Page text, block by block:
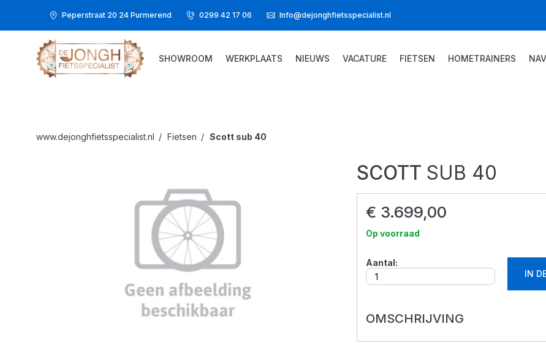
Peperstraat 20 24 Purmerend 0299 42 17 06 Info@dejonghfietsspecialist.nl
SHOWROOM WERKPLAATS NIEUWS VACATURE FIETSEN HOMETRAINERS
www.dejonghfietsspecialist.nl Fietsen Scottsub 40
SCOTT SUB 40
€ 3.699,00
Op voorraad
Aantal:
IN
OMSCHRIJVING